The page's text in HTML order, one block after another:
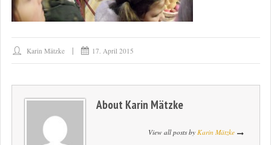
Karin Mätzke 17. April 2015
About Karin Mätzke
View all posts by Karin Mätzke